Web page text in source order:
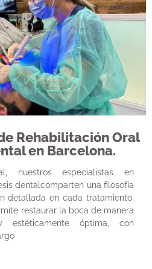
Rehabilitación Oral
en Barcelona.
nuestros especialistas en
dentalcomparten una filosofía
detallada en cada tratamiento.
restaurar la boca de manera
estéticamente óptima, con